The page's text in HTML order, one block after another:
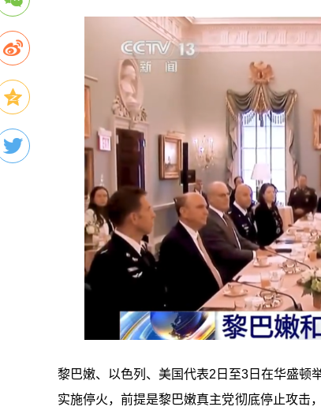
黎巴嫩、以色列、美国代表2日至3日在华盛顿
实施停火，前提是黎巴嫩真主党彻底停止攻击